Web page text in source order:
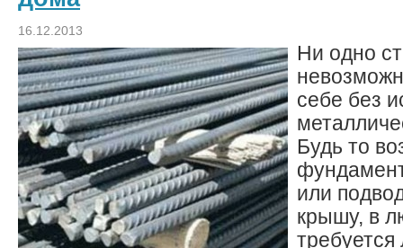
16.12.2013
Ни одно
себе без
Будь то
или
крышу, в
требуется